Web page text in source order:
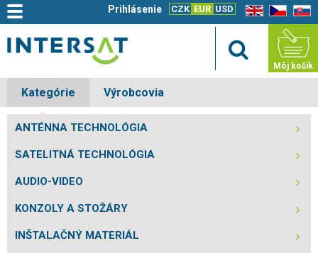
EN CZ SK
CZK EUR USD
Prihlásenie
Môj košík
Kategórie Výrobcovia
ANTÉNNA TECHNOLÓGIA
SATELITNÁ TECHNOLÓGIA
AUDIO-VIDEO
KONZOLY A STOŽÁRY
INŠTALAČNÝ MATERIÁL